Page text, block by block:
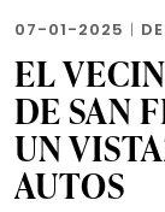
07-01-2025 |
EL
DE SAN
UN
AUTOS